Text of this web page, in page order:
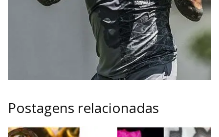
Postagens relacionadas